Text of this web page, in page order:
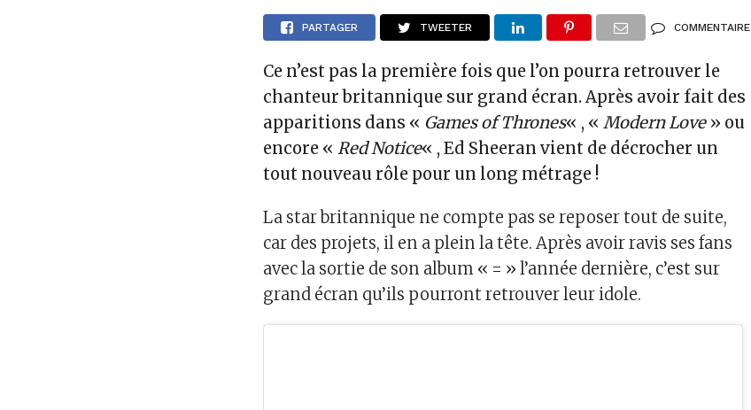
PARTAGER TWEETER COMMENTAIRE
Ce n’est pas la première fois que l’on pourra retrouver le
chanteur britannique sur grand écran. Après avoir fait des
apparitions dans « Games of Thrones« , «Modern Love» ou
encore «Red Notice« , Ed Sheeran vient de décrocher un
tout nouveau rôle pour un long métrage !
La star britannique ne compte pas se reposer tout de suite,
car des projets, il en a plein la tête. Après avoir ravis ses fans
avec la sortie de son album « = » l’année dernière, c’est sur
grand écran qu’ils pourront retrouver leur idole.